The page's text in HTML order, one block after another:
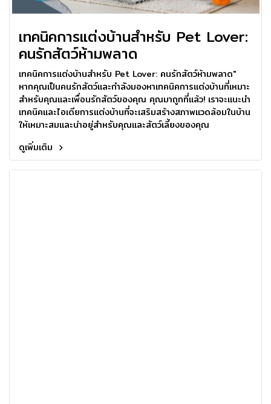
เทคนิคการแต่งบ้านสำหรับ Pet Lover:
คนรักสัตว์ห้ามพลาด
เทคนิคการแต่งบ้านสำหรับ Pet Lover: คนรักสัตว์ห้ามพลาด"
หากคุณเป็นคนรักสัตว์และกำลังมองหาเทคนิคการแต่งบ้านที่เหมาะ
สำหรับคุณและเพื่อนรักสัตว์ของคุณ คุณมาถูกที่แล้ว! เราจะแนะนำ
เทคนิคและไอเดียการแต่งบ้านที่จะเสริมสร้างสภาพแวดล้อมในบ้าน
ให้เหมาะสมและน่าอยู่สำหรับคุณและสัตว์เลี้ยงของคุณ
ดูเพิ่มเติม